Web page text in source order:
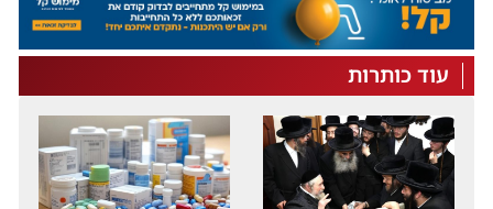
עוד כותרות